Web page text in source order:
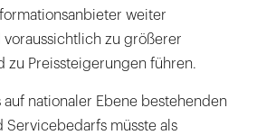
weiter
zu größerer
zu Preissteigerungen führen.
auf nationaler Ebene bestehenden
Servicebedarfs müsste als